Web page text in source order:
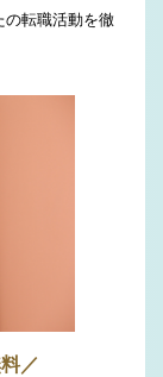
の転職活動を徹
／